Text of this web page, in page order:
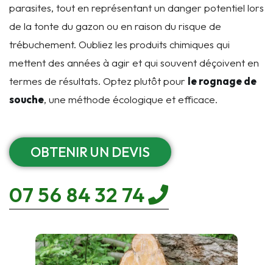
parasites, tout en représentant un danger potentiel lors
de la tonte du gazon ou en raison du risque de
trébuchement. Oubliez les produits chimiques qui
mettent des années à agir et qui souvent déçoivent en
termes de résultats. Optez plutôt pour le rognage de
souche, une méthode écologique et efficace.
OBTENIR UN DEVIS
07 56 84 32 74